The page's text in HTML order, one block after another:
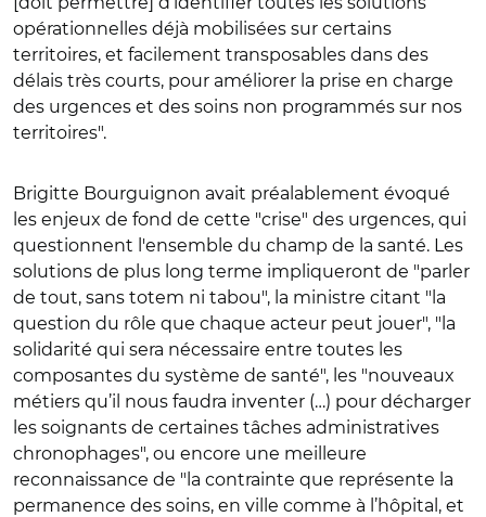
opérationnelles déjà mobilisées sur certains
territoires, et facilement transposables dans des
délais très courts, pour améliorer la prise en charge
des urgences et des soins non programmés sur nos
territoires".
Brigitte Bourguignon avait préalablement évoqué
les enjeux de fond de cette "crise" des urgences, qui
questionnent l'ensemble du champ de la santé. Les
solutions de plus long terme impliqueront de "parler
de tout, sans totem ni tabou", la ministre citant "la
question du rôle que chaque acteur peut jouer", "la
solidarité qui sera nécessaire entre toutes les
composantes du système de santé", les "nouveaux
métiers qu’il nous faudra inventer (…) pour décharger
les soignants de certaines tâches administratives
chronophages", ou encore une meilleure
reconnaissance de "la contrainte que représente la
permanence des soins, en ville comme à l’hôpital, et